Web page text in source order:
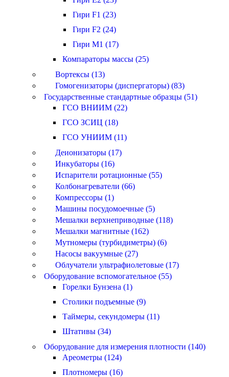
Гири F1 (23)
Гири F2 (24)
Гири M1 (17)
Компараторы массы (25)
Вортексы (13)
Гомогенизаторы (диспергаторы) (83)
Государственные стандартные образцы (51)
ГСО ВНИИМ (22)
ГСО ЗСИЦ (18)
ГСО УНИИМ (11)
Деионизаторы (17)
Инкубаторы (16)
Испарители ротационные (55)
Колбонагреватели (66)
Компрессоры (1)
Машины посудомоечные (5)
Мешалки верхнеприводные (118)
Мешалки магнитные (162)
Мутномеры (турбидиметры) (6)
Насосы вакуумные (27)
Облучатели ультрафиолетовые (17)
Оборудование вспомогательное (55)
Горелки Бунзена (1)
Столики подъемные (9)
Таймеры, секундомеры (11)
Штативы (34)
Оборудование для измерения плотности (140)
Ареометры (124)
Плотномеры (16)